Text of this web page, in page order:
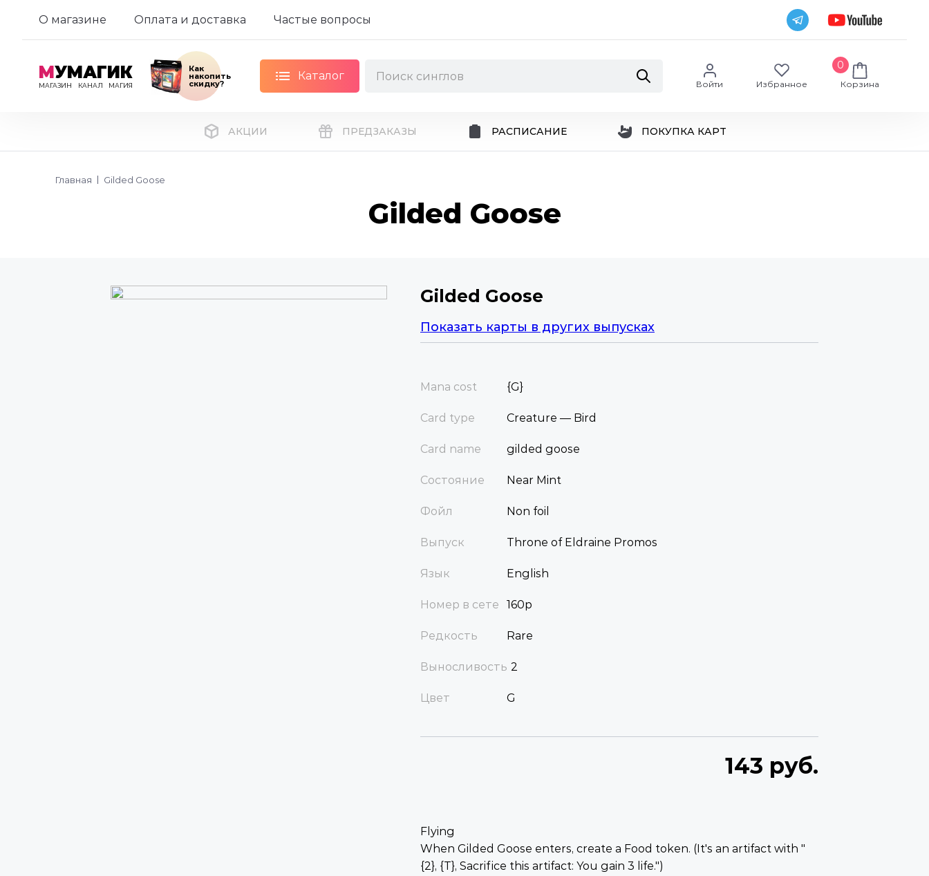
О магазине Оплата и доставка Частые вопросы
МУМАГИК
МАГАЗИН КАНАЛ МАГИЯ
Как
накопить
скидку?
Каталог
Войти Избранное
0
Корзина
АКЦИИ ПРЕДЗАКАЗЫ РАСПИСАНИЕ ПОКУПКА КАРТ
Главная Gilded Goose
Gilded Goose
Gilded Goose
Показать карты в других выпусках
Mana cost {G}
Card type Creature — Bird
Card name gilded goose
Состояние Near Mint
Фойл Non foil
Выпуск Throne of Eldraine Promos
Язык English
Номер в сете 160p
Редкость Rare
Выносливость 2
Цвет G
143 руб.
Flying
When Gilded Goose enters, create a Food token. (It's an artifact with "
{2}, {T}, Sacrifice this artifact: You gain 3 life.")